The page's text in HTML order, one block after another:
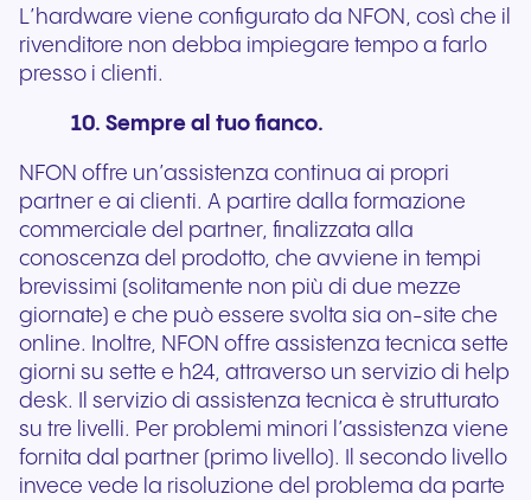
L’hardware viene configurato da NFON, così che il
rivenditore non debba impiegare tempo a farlo
presso i clienti.
10. Sempre al tuo fianco.
NFON offre un’assistenza continua ai propri
partner e ai clienti. A partire dalla formazione
commerciale del partner, finalizzata alla
conoscenza del prodotto, che avviene in tempi
brevissimi (solitamente non più di due mezze
giornate) e che può essere svolta sia on-site che
online. Inoltre, NFON offre assistenza tecnica sette
giorni su sette e h24, attraverso un servizio di help
desk. Il servizio di assistenza tecnica è strutturato
su tre livelli. Per problemi minori l’assistenza viene
fornita dal partner (primo livello). Il secondo livello
invece vede la risoluzione del problema da parte